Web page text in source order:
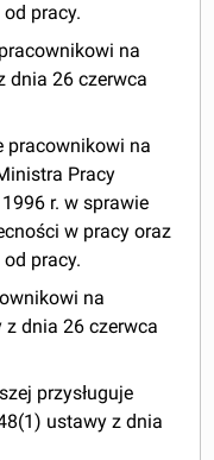
pracy.
na
dnia 26 czerwca
pracownikowi na
Pracy
r. w sprawie
w pracy oraz
pracy.
na
dnia 26 czerwca
przysługuje
ustawy z dnia